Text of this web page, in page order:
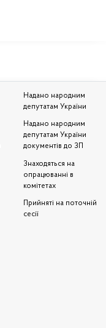
Надано народним
депутатам України
Надано народним
депутатам України
документів до ЗП
Знаходяться на
опрацюванні в
комітетах
Прийняті на поточній
сесії